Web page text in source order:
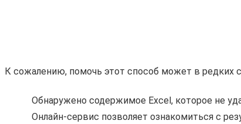
К сожалению, помочь этот способ может в редких
Обнаружено содержимое Excel, которое не
Онлайн-сервис позволяет ознакомиться с